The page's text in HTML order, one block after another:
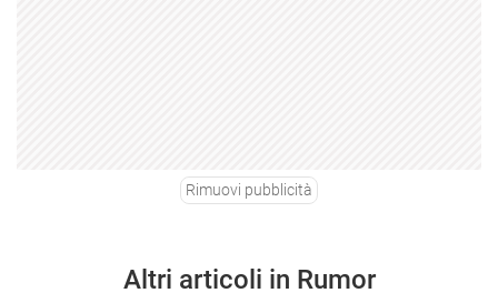
Rimuovi pubblicità
Altri articoli in Rumor